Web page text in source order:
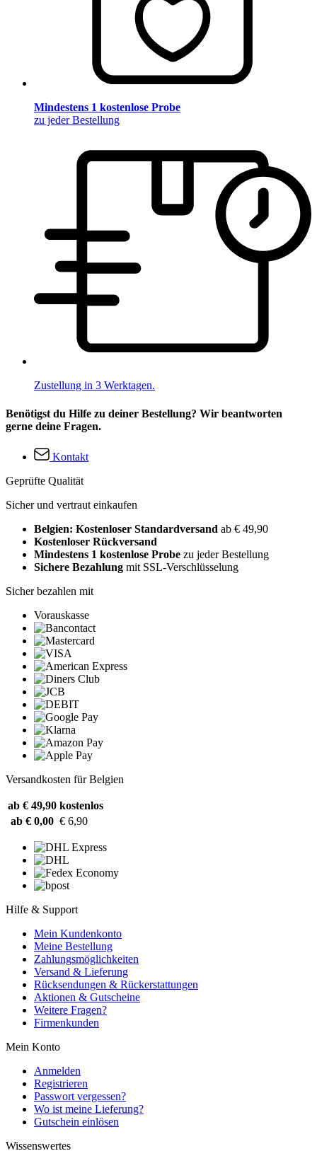
Mindestens 1 kostenlose Probe
zu jeder Bestellung
Zustellung in 3 Werktagen.
Benötigst du Hilfe zu deiner Bestellung? Wir beantworten
gerne deine Fragen.
Kontakt
Geprüfte Qualität
Sicher und vertraut einkaufen
Belgien: Kostenloser Standardversand ab € 49,90
Kostenloser Rückversand
Mindestens 1 kostenlose Probe zu jeder Bestellung
Sichere Bezahlung mit SSL-Verschlüsselung
Sicher bezahlen mit
Vorauskasse
Versandkosten für Belgien
ab € 49,90 kostenlos
ab € 0,00 € 6,90
Hilfe & Support
Mein Kundenkonto
Meine Bestellung
Zahlungsmöglichkeiten
Versand & Lieferung
Rücksendungen & Rückerstattungen
Aktionen & Gutscheine
Weitere Fragen?
Firmenkunden
Mein Konto
Anmelden
Registrieren
Passwort vergessen?
Wo ist meine Lieferung?
Gutschein einlösen
Wissenswertes